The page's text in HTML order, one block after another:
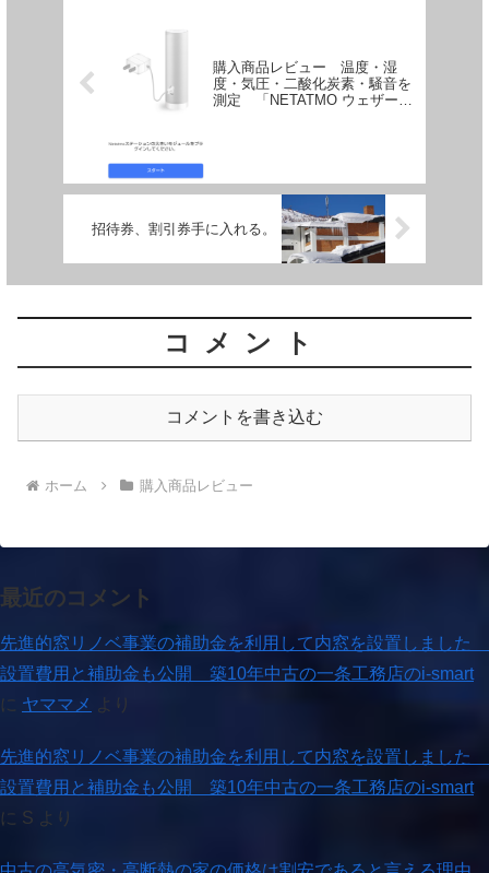
購入商品レビュー 温度・湿
度・気圧・二酸化炭素・騒音を
測定 「NETATMO ウェザース
招待券、割引券手に入れる。
コメント
コメントを書き込む
ホーム 購入商品レビュー
最近のコメント
先進的窓リノベ事業の補助金を利用して内窓を設置しました
設置費用と補助金も公開 築10年中古の一条工務店のi-smart
に ヤママメ より
先進的窓リノベ事業の補助金を利用して内窓を設置しました
設置費用と補助金も公開 築10年中古の一条工務店のi-smart
に S より